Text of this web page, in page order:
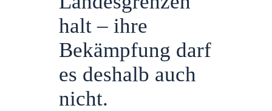
halt – ihre
Bekämpfung darf
es deshalb auch
nicht.